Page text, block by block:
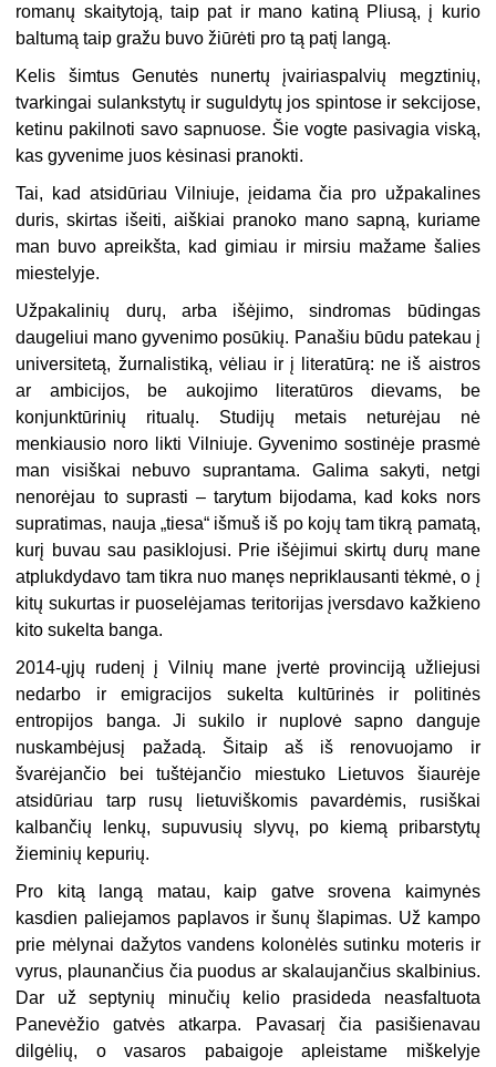
romanų skaitytoją, taip pat ir mano katiną Pliusą, į kurio
baltumą taip gražu buvo žiūrėti pro tą patį langą.
Kelis šimtus Genutės nunertų įvairiaspalvių megztinių,
tvarkingai sulankstytų ir suguldytų jos spintose ir sekcijose,
ketinu pakilnoti savo sapnuose. Šie vogte pasivagia viską,
kas gyvenime juos kėsinasi pranokti.
Tai, kad atsidūriau Vilniuje, įeidama čia pro užpakalines
duris, skirtas išeiti, aiškiai pranoko mano sapną, kuriame
man buvo apreikšta, kad gimiau ir mirsiu mažame šalies
miestelyje.
Užpakalinių durų, arba išėjimo, sindromas būdingas
daugeliui mano gyvenimo posūkių. Panašiu būdu patekau į
universitetą, žurnalistiką, vėliau ir į literatūrą: ne iš aistros
ar ambicijos, be aukojimo literatūros dievams, be
konjunktūrinių ritualų. Studijų metais neturėjau nė
menkiausio noro likti Vilniuje. Gyvenimo sostinėje prasmė
man visiškai nebuvo suprantama. Galima sakyti, netgi
nenorėjau to suprasti – tarytum bijodama, kad koks nors
supratimas, nauja „tiesa“ išmuš iš po kojų tam tikrą pamatą,
kurį buvau sau pasiklojusi. Prie išėjimui skirtų durų mane
atplukdydavo tam tikra nuo manęs nepriklausanti tėkmė, o į
kitų sukurtas ir puoselėjamas teritorijas įversdavo kažkieno
kito sukelta banga.
2014-ųjų rudenį į Vilnių mane įvertė provinciją užliejusi
nedarbo ir emigracijos sukelta kultūrinės ir politinės
entropijos banga. Ji sukilo ir nuplovė sapno danguje
nuskambėjusį pažadą. Šitaip aš iš renovuojamo ir
švarėjančio bei tuštėjančio miestuko Lietuvos šiaurėje
atsidūriau tarp rusų lietuviškomis pavardėmis, rusiškai
kalbančių lenkų, supuvusių slyvų, po kiemą pribarstytų
žieminių kepurių.
Pro kitą langą matau, kaip gatve srovena kaimynės
kasdien paliejamos paplavos ir šunų šlapimas. Už kampo
prie mėlynai dažytos vandens kolonėlės sutinku moteris ir
vyrus, plaunančius čia puodus ar skalaujančius skalbinius.
Dar už septynių minučių kelio prasideda neasfaltuota
Panevėžio gatvės atkarpa. Pavasarį čia pasišienavau
dilgėlių, o vasaros pabaigoje apleistame miškelyje